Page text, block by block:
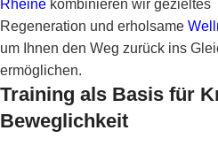
Rheine kombinieren wir gezieltes
Regeneration und erholsame
um Ihnen den Weg zurück ins
ermöglichen.
Training als Basis für
Beweglichkeit